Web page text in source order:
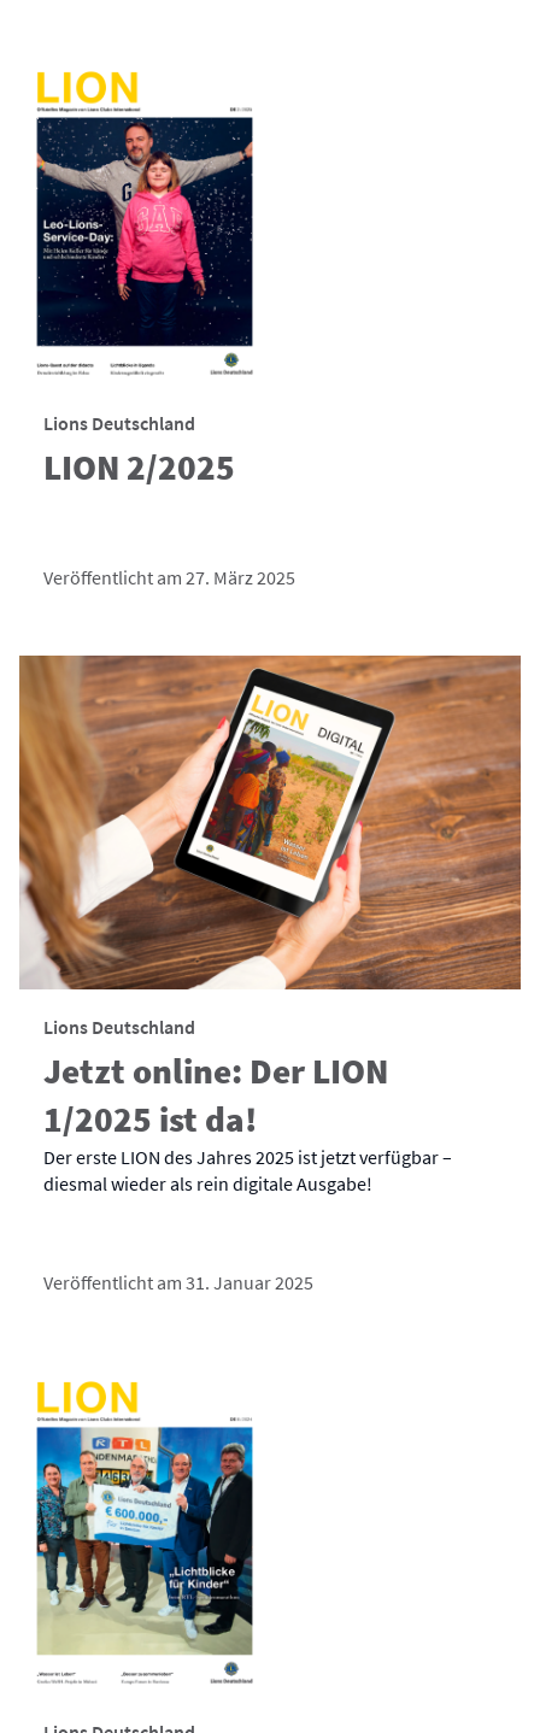
Lions Deutschland
LION 2/2025
Veröffentlicht am 27. März 2025
Lions Deutschland
Jetzt online: Der LION
1/2025 ist da!
Der erste LION des Jahres 2025 ist jetzt verfügbar –
diesmal wieder als rein digitale Ausgabe!
Veröffentlicht am 31. Januar 2025